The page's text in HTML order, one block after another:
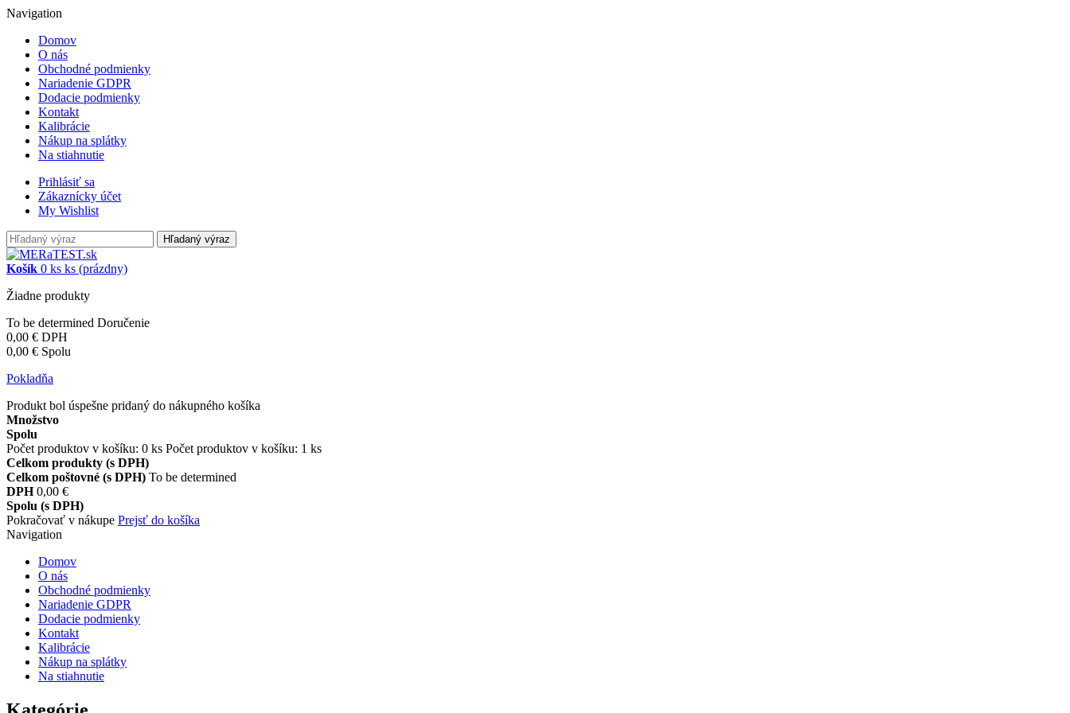
Navigation
Domov
O nás
Obchodné podmienky
Nariadenie GDPR
Dodacie podmienky
Kontakt
Kalibrácie
Nákup na splátky
Na stiahnutie
Prihlásiť sa
Zákaznícky účet
My Wishlist
Hľadaný výraz
Košík 0 ks ks (prázdny)
Žiadne produkty
To be determined Doručenie
0,00 € DPH
0,00 € Spolu
Pokladňa
Produkt bol úspešne pridaný do nákupného košíka
Množstvo
Spolu
Počet produktov v košíku: 0 ks Počet produktov v košíku: 1 ks
Celkom produkty (s DPH)
Celkom poštovné (s DPH) To be determined
DPH 0,00 €
Spolu (s DPH)
Pokračovať v nákupe Prejsť do košíka
Navigation
Domov
O nás
Obchodné podmienky
Nariadenie GDPR
Dodacie podmienky
Kontakt
Kalibrácie
Nákup na splátky
Na stiahnutie